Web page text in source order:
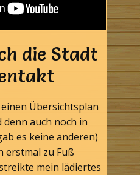
die Stadt
Übersichtsplan
auch noch in
es keine anderen)
erstmal zu Fuß
mein lädiertes